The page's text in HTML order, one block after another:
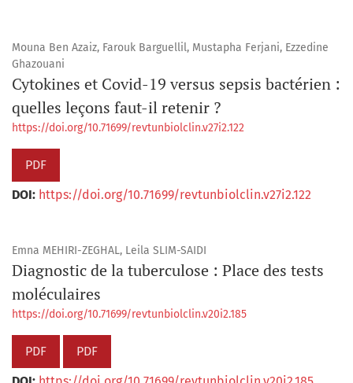
Mouna Ben Azaiz, Farouk Barguellil, Mustapha Ferjani, Ezzedine
Ghazouani
Cytokines et Covid-19 versus sepsis bactérien :
quelles leçons faut-il retenir ?
https://doi.org/10.71699/revtunbiolclin.v27i2.122
PDF
DOI: https://doi.org/10.71699/revtunbiolclin.v27i2.122
Emna MEHIRI-ZEGHAL, Leila SLIM-SAIDI
Diagnostic de la tuberculose : Place des tests
moléculaires
https://doi.org/10.71699/revtunbiolclin.v20i2.185
PDF
PDF